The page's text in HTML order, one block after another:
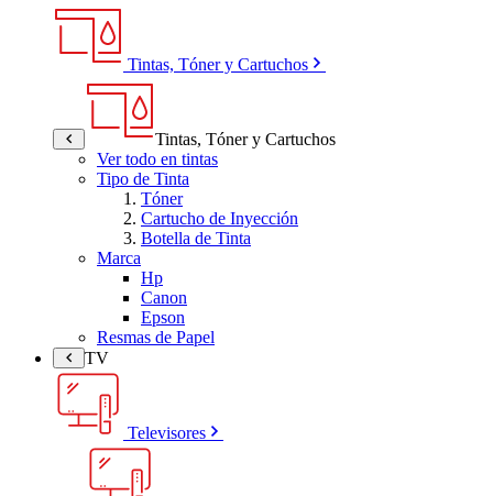
Tintas, Tóner y Cartuchos
Tintas, Tóner y Cartuchos
Ver todo en tintas
Tipo de Tinta
Tóner
Cartucho de Inyección
Botella de Tinta
Marca
Hp
Canon
Epson
Resmas de Papel
TV
Televisores